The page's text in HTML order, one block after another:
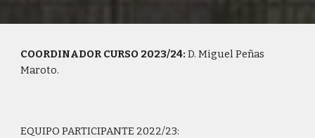
COORDINADOR CURSO 2023/24: D. Miguel Peñas
Maroto.
EQUIPO PARTICIPANTE 2022/23: